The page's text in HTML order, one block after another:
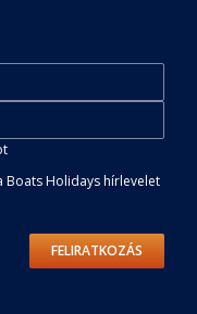
Boats Holidays hírlevelet
FELIRATKOZÁS